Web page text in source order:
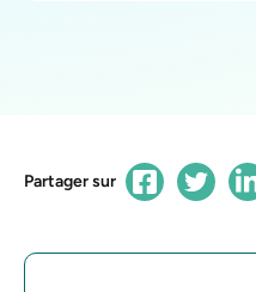
Partager sur